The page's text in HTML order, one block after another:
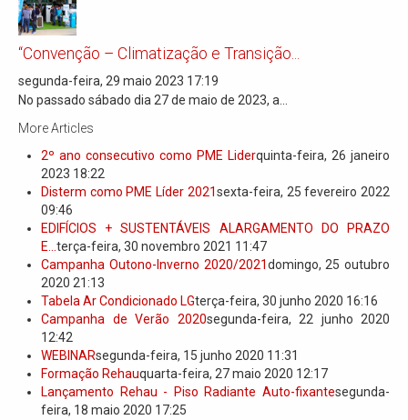
“Convenção – Climatização e Transição...
segunda-feira, 29 maio 2023 17:19
No passado sábado dia 27 de maio de 2023, a...
More Articles
2º ano consecutivo como PME Liderquinta-feira, 26 janeiro
2023 18:22
Disterm como PME Líder 2021sexta-feira, 25 fevereiro 2022
09:46
EDIFÍCIOS + SUSTENTÁVEIS ALARGAMENTO DO PRAZO
E...terça-feira, 30 novembro 2021 11:47
Campanha Outono-Inverno 2020/2021domingo, 25 outubro
2020 21:13
Tabela Ar Condicionado LGterça-feira, 30 junho 2020 16:16
Campanha de Verão 2020segunda-feira, 22 junho 2020
12:42
WEBINARsegunda-feira, 15 junho 2020 11:31
Formação Rehauquarta-feira, 27 maio 2020 12:17
Lançamento Rehau - Piso Radiante Auto-fixantesegunda-
feira, 18 maio 2020 17:25